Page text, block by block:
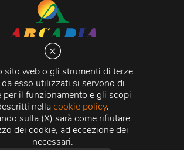
sito web o gli strumenti di terze
esso utilizzati si servono di
per il funzionamento e gli scopi
nellacookie policy.
sulla (X) sarà come rifiutare
dei cookie, ad eccezione dei
necessari.
Via Martiri della Libertà 20066 Melzo (MI)
- R.E.A di Milano n. 1427910
Imprese di Milano n. 338392 -
Iva11015840157 | Capitale Sociale
500.000,00 i.v.
Informatica S.r.l. 2026 © Tutti i diritti
riservati.